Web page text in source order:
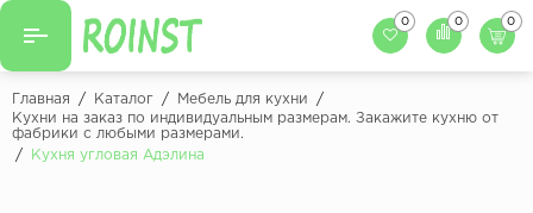
Назад
Кухни на заказ
0 0 0
Главная / Каталог / Мебель для кухни
/
Кухни на заказ по индивидуальным размерам. Закажите кухню от
фабрики с любыми размерами.
/
Кухня угловая Адэлина